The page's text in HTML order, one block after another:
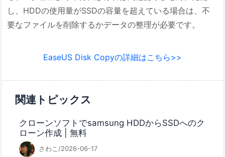
し、HDDの使用量がSSDの容量を超えている場合は、不
要なファイルを削除するかデータの整理が必要です。
EaseUS Disk Copyの詳細はこちら>>
関連トピックス
クローンソフトでsamsung HDDからSSDへのク
ローン作成 | 無料
さわこ/2026-06-17